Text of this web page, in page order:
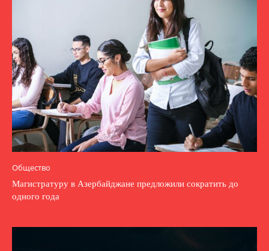
Общество
Магистратуру в Азербайджане предложили сократить до
одного года